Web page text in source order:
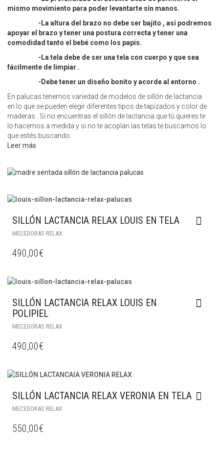
mismo movimiento para poder levantarte sin manos.
-La altura del brazo no debe ser bajito , así podremos
apoyar el brazo y tener una postura correcta y tener una
comodidad tanto el bebé como los papis.
-La tela debe de ser una tela con cuerpo y que sea
fácilmente de limpiar .
-Debe tener un diseño bonito y acorde al entorno .
En palucas tenemos variedad de modelos de sillón de lactancia
en lo que se pueden elegir diferentes tipos de tapizados y color de
maderas . Si no encuentras el sillón de lactancia que tú quieres te
lo hacemos a medida y si no te acoplan las telas te buscamos lo
que estés buscando.
Leer más
SILLÓN LACTANCIA RELAX LOUIS EN TELA
MECEDORAS RELAX
490,00€
SILLÓN LACTANCIA RELAX LOUIS EN
POLIPIEL
MECEDORAS RELAX
490,00€
SILLÓN LACTANCIA RELAX VERONIA EN TELA
MECEDORAS RELAX
550,00€